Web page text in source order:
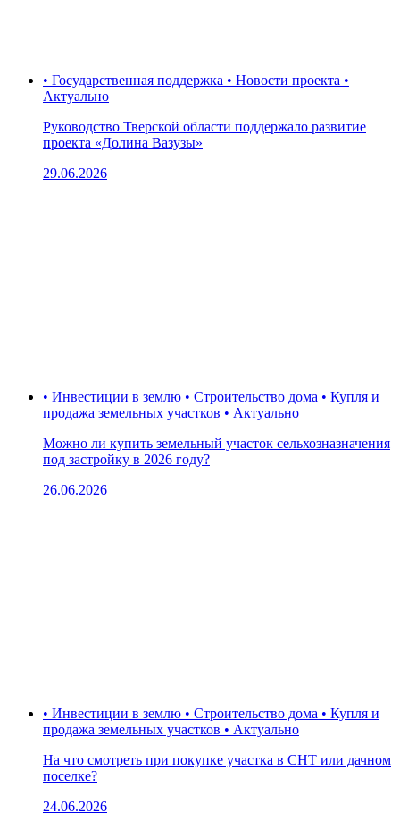
• Государственная поддержка • Новости проекта •
Актуально
Руководство Тверской области поддержало развитие
проекта «Долина Вазузы»
29.06.2026
• Инвестиции в землю • Строительство дома • Купля и
продажа земельных участков • Актуально
Можно ли купить земельный участок сельхозназначения
под застройку в 2026 году?
26.06.2026
• Инвестиции в землю • Строительство дома • Купля и
продажа земельных участков • Актуально
На что смотреть при покупке участка в СНТ или дачном
поселке?
24.06.2026